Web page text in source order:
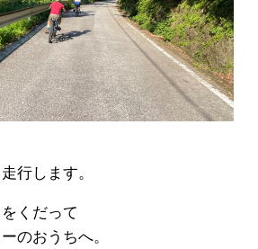
行します。
くだって
のおうちへ。